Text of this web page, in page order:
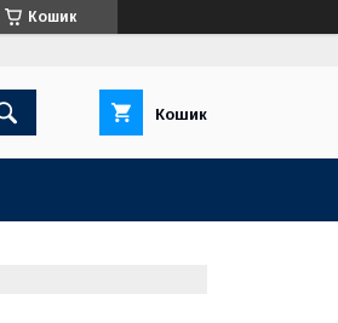
Кошик
Кошик